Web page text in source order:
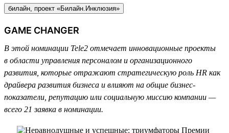
билайн, проект «Билайн.Инклюзия»
GAME CHANGER
В этой номинации Tele2 отмечает инновационные проекты
в области управления персоналом и организационного
развития, которые отражают стратегическую роль HR как
драйвера развития бизнеса и влияют на общие бизнес-
показатели, репутацию или социальную миссию компании —
всего 21 заявка в номинации.